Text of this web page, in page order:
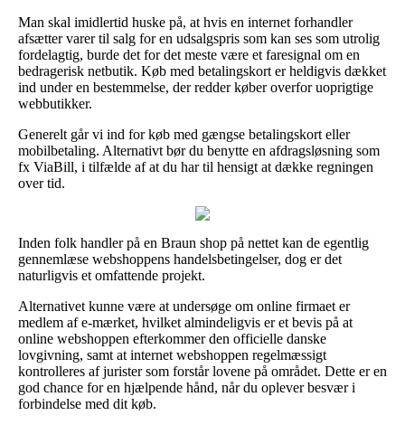
Man skal imidlertid huske på, at hvis en internet forhandler
afsætter varer til salg for en udsalgspris som kan ses som utrolig
fordelagtig, burde det for det meste være et faresignal om en
bedragerisk netbutik. Køb med betalingskort er heldigvis dækket
ind under en bestemmelse, der redder køber overfor uoprigtige
webbutikker.
Generelt går vi ind for køb med gængse betalingskort eller
mobilbetaling. Alternativt bør du benytte en afdragsløsning som
fx ViaBill, i tilfælde af at du har til hensigt at dække regningen
over tid.
Inden folk handler på en Braun shop på nettet kan de egentlig
gennemlæse webshoppens handelsbetingelser, dog er det
naturligvis et omfattende projekt.
Alternativet kunne være at undersøge om online firmaet er
medlem af e-mærket, hvilket almindeligvis er et bevis på at
online webshoppen efterkommer den officielle danske
lovgivning, samt at internet webshoppen regelmæssigt
kontrolleres af jurister som forstår lovene på området. Dette er en
god chance for en hjælpende hånd, når du oplever besvær i
forbindelse med dit køb.